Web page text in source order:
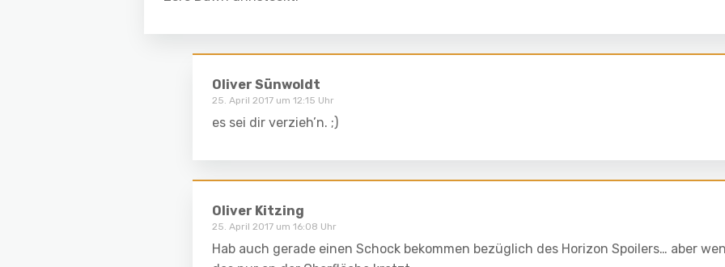
Oliver Sünwoldt
25. April 2017 um 12:15 Uhr
es sei dir verzieh’n. ;)
Oliver Kitzing
25. April 2017 um 16:08 Uhr
Hab auch gerade einen Schock bekommen bezüglich des Horizon Spoilers… aber